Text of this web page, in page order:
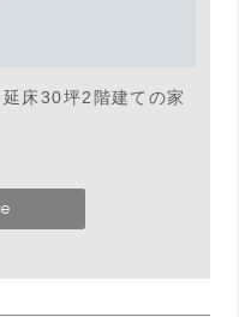
延床30坪2階建ての家